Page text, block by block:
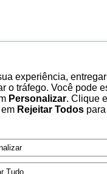
experiência, entregar
o tráfego. Você pode
Personalizar. Clique
Rejeitar Todos
Tudo